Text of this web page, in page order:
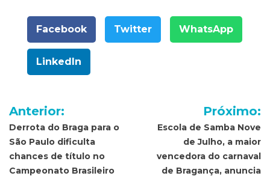
Facebook Twitter WhatsApp
LinkedIn
Navegação
de
Post
Anterior:
Derrota do Braga para o
São Paulo dificulta
chances de título no
Campeonato Brasileiro
Próximo:
Escola de Samba Nove
de Julho, a maior
vencedora do carnaval
de Bragança, anuncia